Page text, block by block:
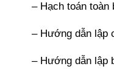
– Hạch toán
– Hướng dẫn lập
– Hướng dẫn lập